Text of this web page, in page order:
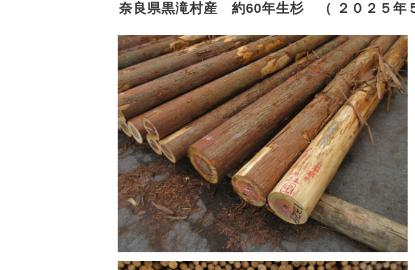
奈良県黒滝村産 約60年生杉 （ ２０２５年